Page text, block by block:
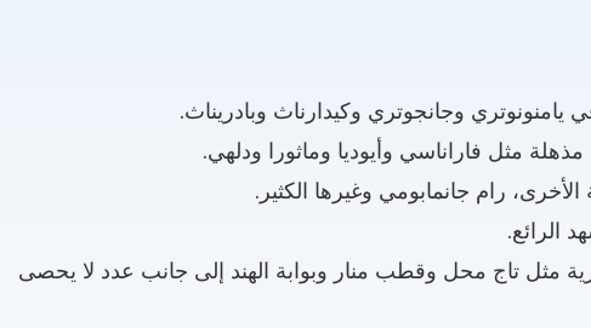
يامنونوتري وجانجوتري وكيدارناث وبادريناث.
مثل فاراناسي وأيوديا وماثورا ودلهي.
رام جانمابومي وغيرها الكثير.
الرائع.
مثل تاج محل وقطب منار وبوابة الهند إلى جانب عدد لا يحصى